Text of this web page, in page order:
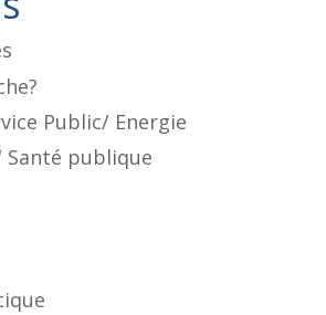
Public/ Energie
Santé publique